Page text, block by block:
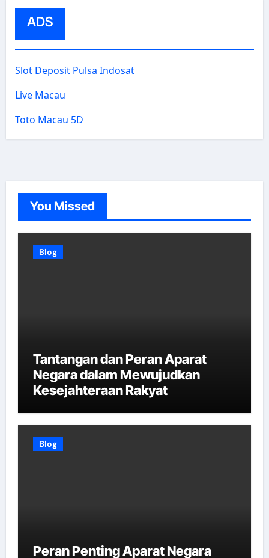
ADS
Slot Deposit Pulsa Indosat
Live Macau
Toto Macau 5D
You Missed
Blog
Tantangan dan Peran Aparat
Negara dalam Mewujudkan
Kesejahteraan Rakyat
Blog
Peran Penting Aparat Negara